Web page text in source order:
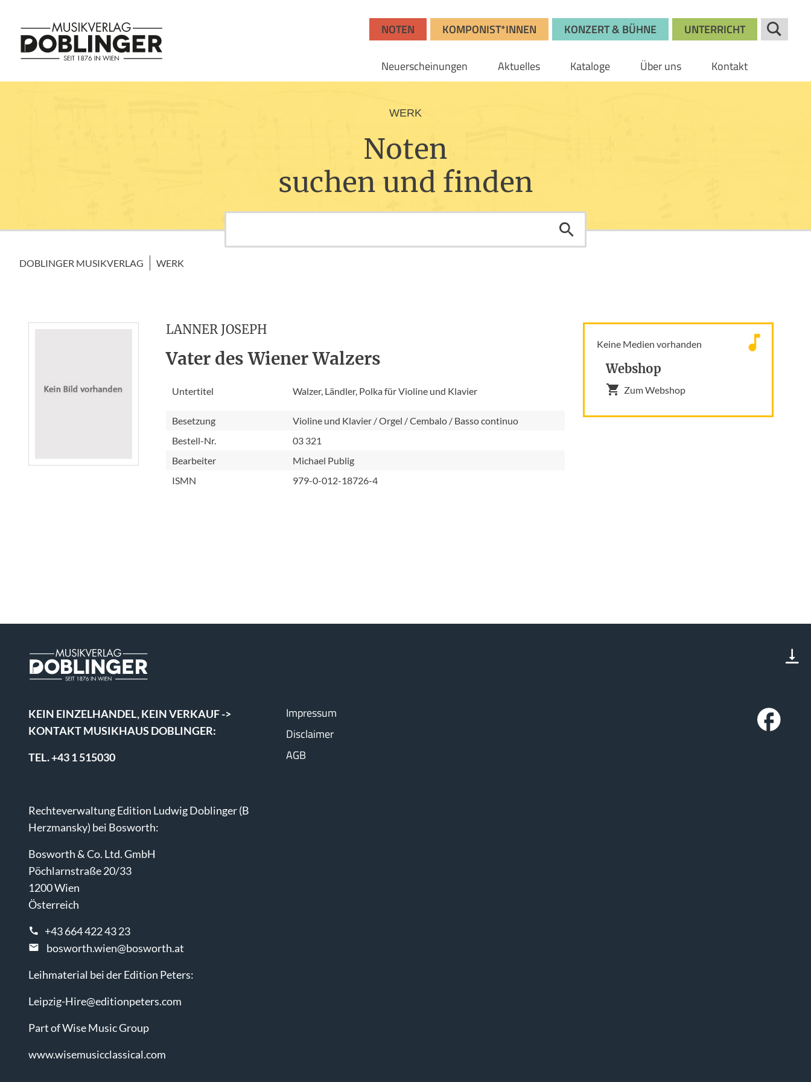
NOTEN KOMPONIST*INNEN KONZERT & BÜHNE UNTERRICHT
Neuerscheinungen Aktuelles Kataloge Über uns Kontakt
WERK
Noten
suchen und finden
DOBLINGER MUSIKVERLAG WERK
LANNER JOSEPH
Vater des Wiener Walzers
Untertitel Walzer, Ländler, Polka für Violine und Klavier
Besetzung
Violine und Klavier / Orgel / Cembalo / Basso continuo
Bestell-Nr.
03 321
Bearbeiter
Michael Publig
ISMN
979-0-012-18726-4
Keine Medien vorhanden
Webshop
Zum Webshop
KEIN EINZELHANDEL, KEIN VERKAUF ->
KONTAKT MUSIKHAUS DOBLINGER:
TEL. +43 1 515030
Rechteverwaltung Edition Ludwig Doblinger (B
Herzmansky) bei Bosworth:
Bosworth & Co. Ltd. GmbH
Pöchlarnstraße 20/33
1200 Wien
Österreich
+43 664 422 43 23
bosworth.wien@bosworth.at
Leihmaterial bei der Edition Peters:
Leipzig-Hire@editionpeters.com
Part of Wise Music Group
www.wisemusicclassical.com
Impressum
Disclaimer
AGB